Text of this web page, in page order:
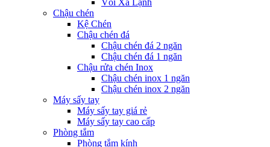
Vòi Xả Lạnh
Chậu chén
Kệ Chén
Chậu chén đá
Chậu chén đá 2 ngăn
Chậu chén đá 1 ngăn
Chậu rửa chén Inox
Chậu chén inox 1 ngăn
Chậu chén inox 2 ngăn
Máy sấy tay
Máy sấy tay giá rẻ
Máy sấy tay cao cấp
Phòng tắm
Phòng tắm kính